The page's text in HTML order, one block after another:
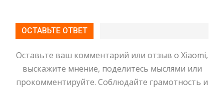
ОСТАВЬТЕ ОТВЕТ
Оставьте ваш комментарий или отзыв о Xiaomi,
выскажите мнение, поделитесь мыслями или
прокомментируйте. Соблюдайте грамотность и